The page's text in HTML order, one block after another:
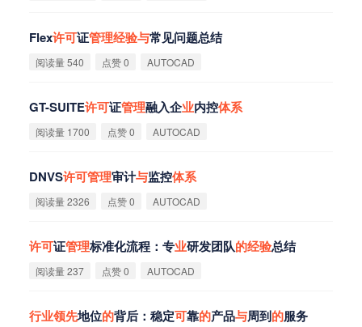
Flex许可证管理经验与常见问题总结
阅读量 540 点赞 0 AUTOCAD
GT-SUITE许可证管理融入企业内控体系
阅读量 1700 点赞 0 AUTOCAD
DNVS许可管理审计与监控体系
阅读量 2326 点赞 0 AUTOCAD
许可证管理标准化流程：专业研发团队的经验总结
阅读量 237 点赞 0 AUTOCAD
行业领先地位的背后：稳定可靠的产品与周到的服务